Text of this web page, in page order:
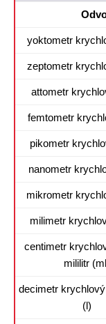
yoktometr
zeptometr
attometr
femtometr
pikometr
nanometr
mikrometr
milimetr
centimetr
mililitr
decimetr
(l)